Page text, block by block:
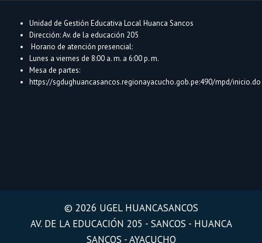
Unidad de Gestión Educativa Local Huanca Sancos
Dirección: Av. de la educación 205
Horario de atención presencial:
Lunes a viernes de 8:00 a. m. a 6:00 p. m.
Mesa de partes:
https://sgdughuancasancos.regionayacucho.gob.pe:490/mpd/inicio.do
© 2026 UGEL HUANCASANCOS
AV. DE LA EDUCACIÓN 205 - SANCOS - HUANCA
SANCOS - AYACUCHO